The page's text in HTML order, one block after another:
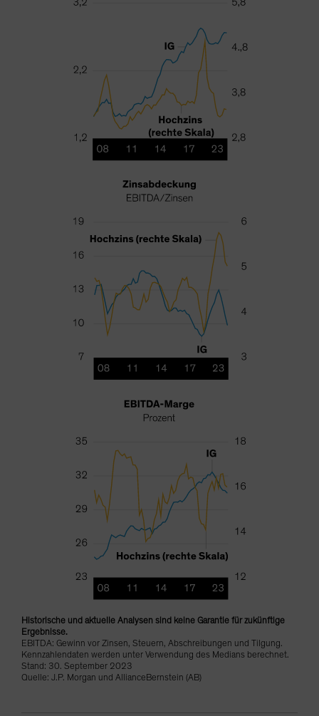
Historische und aktuelle Analysen sind keine Garantie für zukünftige
Ergebnisse.
EBITDA: Gewinn vor Zinsen, Steuern, Abschreibungen und Tilgung.
Kennzahlendaten werden unter Verwendung des Medians berechnet.
Stand: 30. September 2023
Quelle: J.P. Morgan und AllianceBernstein (AB)